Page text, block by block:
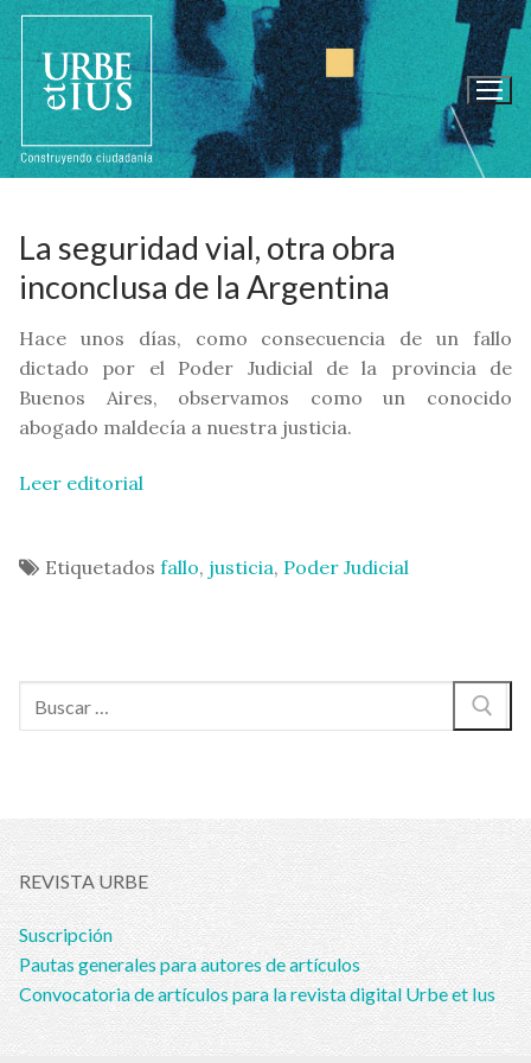
contenido
La seguridad vial, otra obra
inconclusa de la Argentina
Hace unos días, como consecuencia de un fallo
dictado por el Poder Judicial de la provincia de
Buenos Aires, observamos como un conocido
abogado maldecía a nuestra justicia.
Leer editorial
Etiquetados fallo, justicia, Poder Judicial
REVISTA URBE
Suscripción
Pautas generales para autores de artículos
Convocatoria de artículos para la revista digital Urbe et Ius